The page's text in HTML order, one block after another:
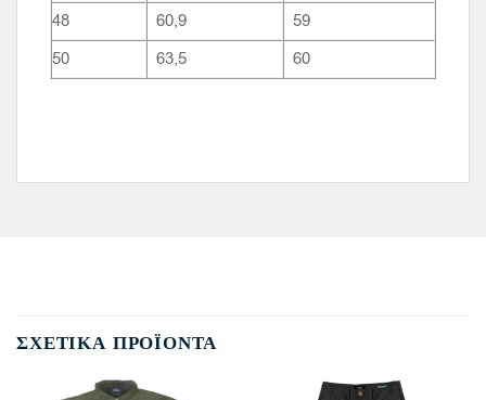
48
60,9
59
50
63,5 60
ΣΧΕΤΙΚΆ ΠΡΟΪΌΝΤΑ